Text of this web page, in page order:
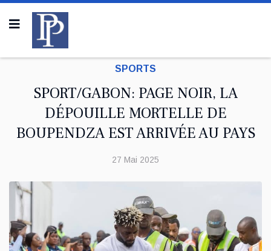
SPORTS
SPORT/GABON: PAGE NOIR, LA
DÉPOUILLE MORTELLE DE
BOUPENDZA EST ARRIVÉE AU PAYS
27 Mai 2025